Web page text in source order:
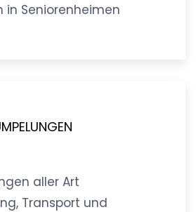
in Seniorenheimen
aller Art
Transport und